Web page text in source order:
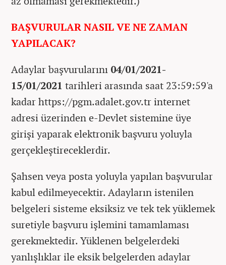
BAŞVURULAR NASIL VE NE ZAMAN
YAPILACAK?
Adaylar başvurularını 04/01/2021-
15/01/2021 tarihleri arasında saat 23:59:59'a
kadar https://pgm.adalet.gov.tr internet
adresi üzerinden e-Devlet sistemine üye
girişi yaparak elektronik başvuru yoluyla
gerçekleştireceklerdir.
Şahsen veya posta yoluyla yapılan başvurular
kabul edilmeyecektir. Adayların istenilen
belgeleri sisteme eksiksiz ve tek tek yüklemek
suretiyle başvuru işlemini tamamlaması
gerekmektedir. Yüklenen belgelerdeki
yanlışlıklar ile eksik belgelerden adaylar